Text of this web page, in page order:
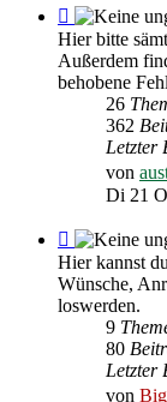
Feed
-
Fehler,
Bugs
Hier bitte
Außerdem
behobene
26
362
Letzter
von
Di 21
Feed
-
-
Feedback
Hier kannst
Wünsche,
loswerden.
9
80
Letzter
von